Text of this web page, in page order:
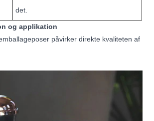
det.
og applikation
påvirker direkte kvaliteten af